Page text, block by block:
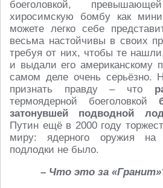
боеголовкой,
хиросимскую бомбу как
можете легко себе
весьма настойчивы в своих
требуя от них, чтобы те
и выдали его американскому
самом деле очень серьёзно.
признать правду – что
термоядерной боеголовкой
затонувшей подводной
Путин ещё в 2000 году
миру: ядерного оружия на
подлодки не было.
– Что это за